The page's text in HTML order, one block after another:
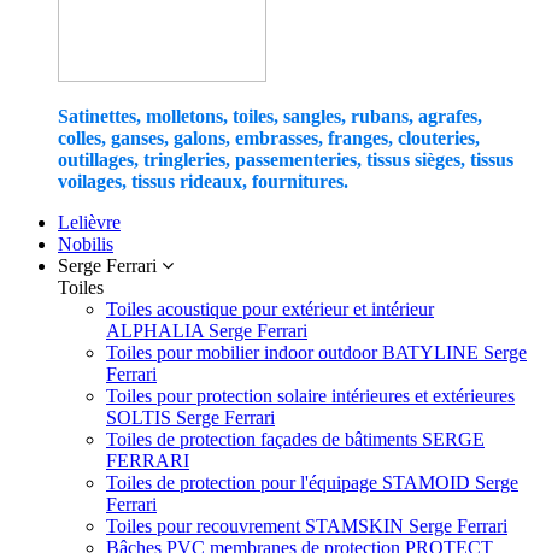
Satinettes, molletons, toiles, sangles, rubans, agrafes,
colles, ganses, galons, embrasses, franges, clouteries,
outillages, tringleries, passementeries, tissus sièges, tissus
voilages, tissus rideaux, fournitures.
Lelièvre
Nobilis
Serge Ferrari
Toiles
Toiles acoustique pour extérieur et intérieur
ALPHALIA Serge Ferrari
Toiles pour mobilier indoor outdoor BATYLINE Serge
Ferrari
Toiles pour protection solaire intérieures et extérieures
SOLTIS Serge Ferrari
Toiles de protection façades de bâtiments SERGE
FERRARI
Toiles de protection pour l'équipage STAMOID Serge
Ferrari
Toiles pour recouvrement STAMSKIN Serge Ferrari
Bâches PVC membranes de protection PROTECT